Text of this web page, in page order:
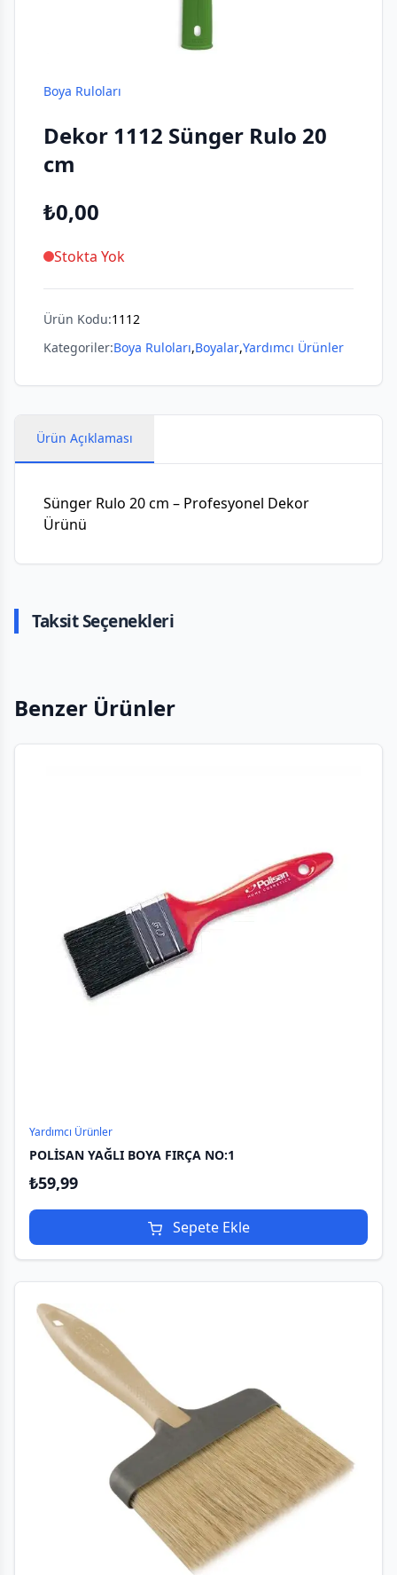
Boya Ruloları
Dekor 1112 Sünger Rulo 20
cm
₺0,00
Stokta Yok
Ürün Kodu:1112
Kategoriler:Boya Ruloları,Boyalar,Yardımcı Ürünler
Ürün Açıklaması
Sünger Rulo 20 cm – Profesyonel Dekor
Ürünü
Taksit Seçenekleri
Benzer Ürünler
Yardımcı Ürünler
POLİSAN YAĞLI BOYA FIRÇA NO:1
₺59,99
Sepete Ekle